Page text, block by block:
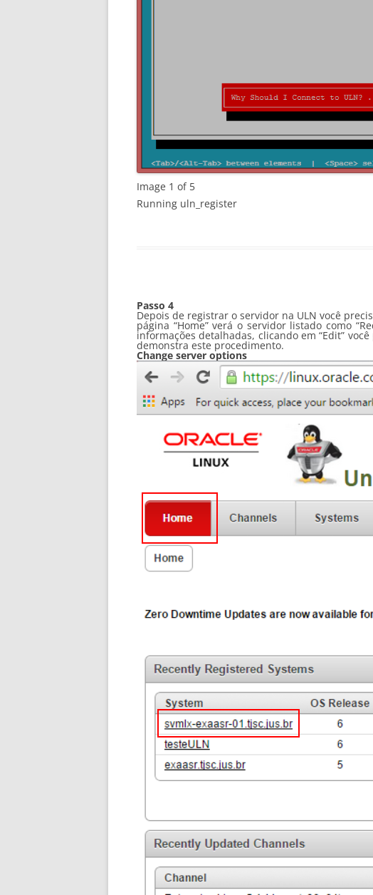
Image 1 of 5
Running uln_register
Passo 4
Depois de registrar o servidor na ULN você
página “Home” verá o servidor listado como
informações detalhadas, clicando em “Edit”
demonstra este procedimento.
Change server options